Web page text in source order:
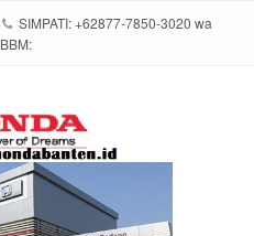
SIMPATI: +62877-7850-3020 wa
BBM: